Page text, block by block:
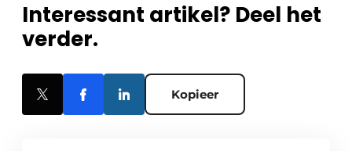
Interessant artikel? Deel het
verder.
Kopieer